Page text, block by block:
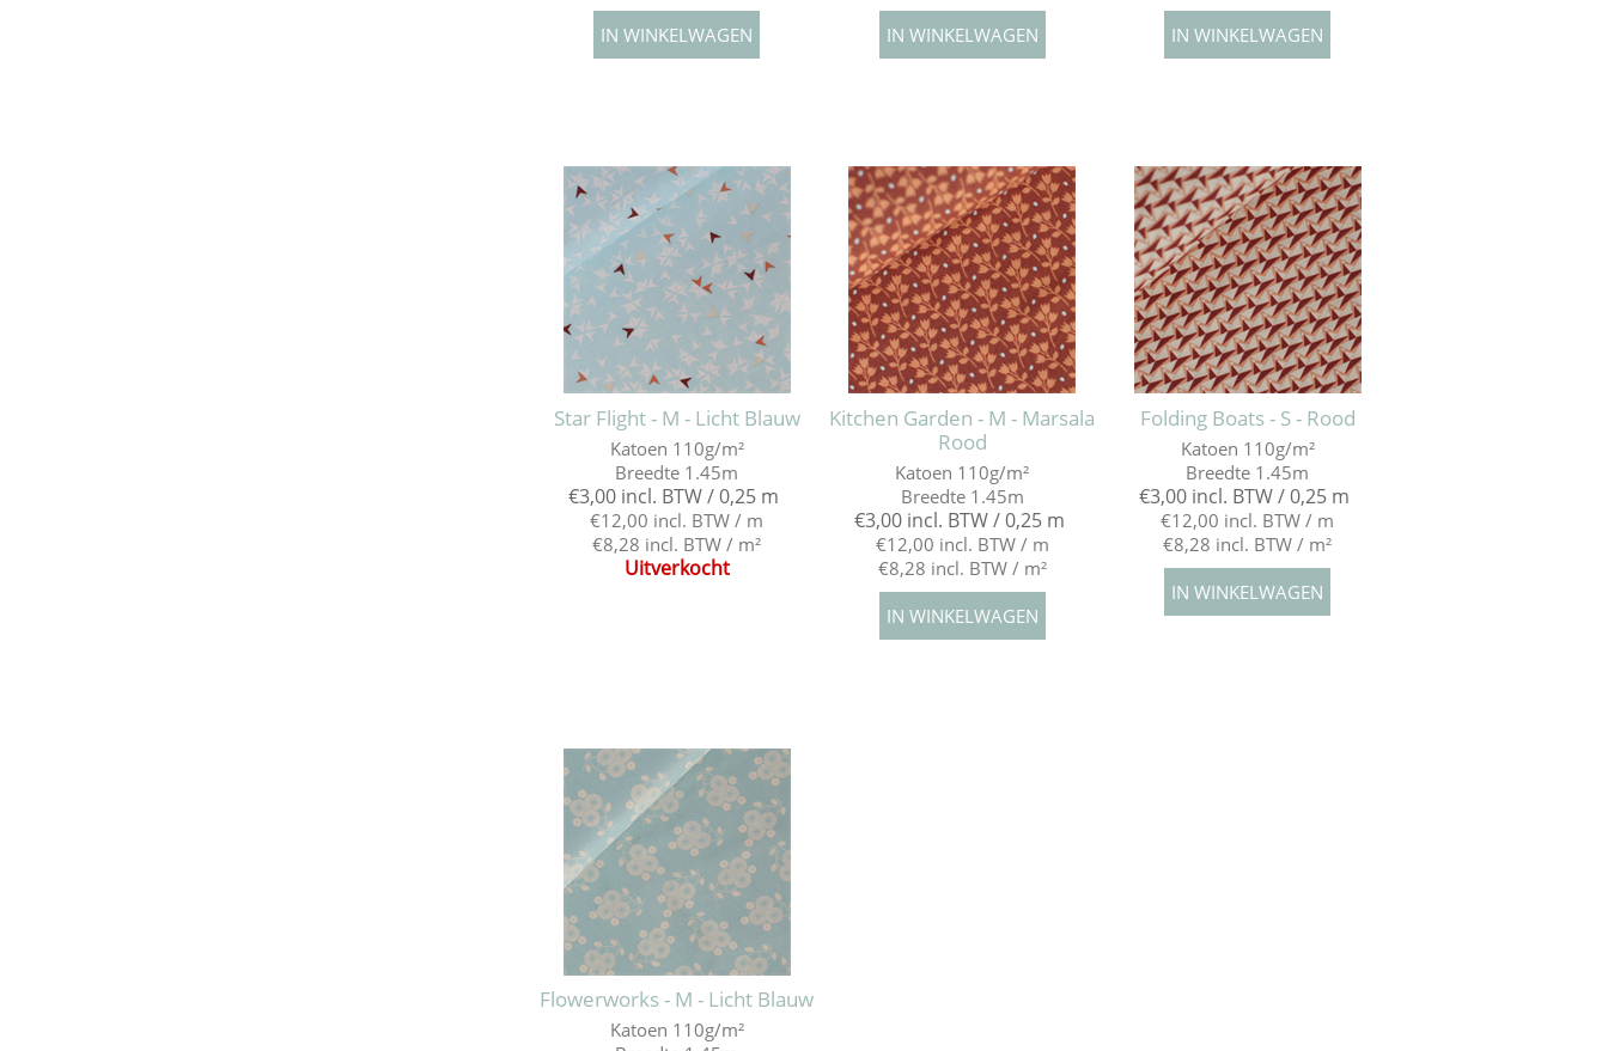
Star Flight - M - Licht Blauw
Katoen 110g/m²
Breedte 1.45m
€3,00 incl. BTW / 0,25 m
€12,00 incl. BTW / m
€8,28 incl. BTW / m²
Uitverkocht
Kitchen Garden - M - Marsala
Rood
Katoen 110g/m²
Breedte 1.45m
€3,00 incl. BTW / 0,25 m
€12,00 incl. BTW / m
€8,28 incl. BTW / m²
Folding Boats - S - Rood
Katoen 110g/m²
Breedte 1.45m
€3,00 incl. BTW / 0,25 m
€12,00 incl. BTW / m
€8,28 incl. BTW / m²
Flowerworks - M - Licht Blauw
Katoen 110g/m²